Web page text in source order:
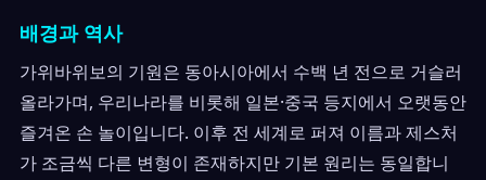
배경과 역사
가위바위보의 기원은 동아시아에서 수백 년 전으로 거슬러
올라가며, 우리나라를 비롯해 일본·중국 등지에서 오랫동안
즐겨온 손 놀이입니다. 이후 전 세계로 퍼져 이름과 제스처
가 조금씩 다른 변형이 존재하지만 기본 원리는 동일합니